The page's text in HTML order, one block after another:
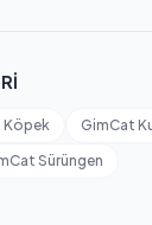
Köpek GimCat
Sürüngen